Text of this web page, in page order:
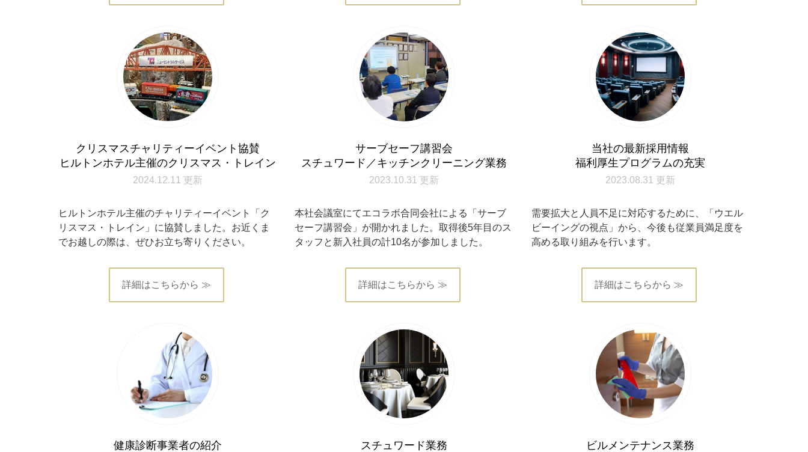
クリスマスチャリティーイベント協賛
ヒルトンホテル主催のクリスマス・トレイン
2024.12.11 更新
ヒルトンホテル主催のチャリティーイベント「ク
リスマス・トレイン」に協賛しました。お近くま
でお越しの際は、ぜひお立ち寄りください。
詳細はこちらから ≫
サーブセーフ講習会
スチュワード／キッチンクリーニング業務
2023.10.31 更新
本社会議室にてエコラボ合同会社による「サーブ
セーフ講習会」が開かれました。取得後5年目のス
タッフと新入社員の計10名が参加しました。
詳細はこちらから ≫
当社の最新採用情報
福利厚生プログラムの充実
2023.08.31 更新
需要拡大と人員不足に対応するために、「ウエル
ビーイングの視点」から、今後も従業員満足度を
高める取り組みを行います。
詳細はこちらから ≫
健康診断事業者の紹介
スチュワード業務
ビルメンテナンス業務